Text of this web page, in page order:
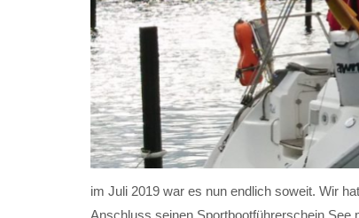
im Juli 2019 war es nun endlich soweit. Wir